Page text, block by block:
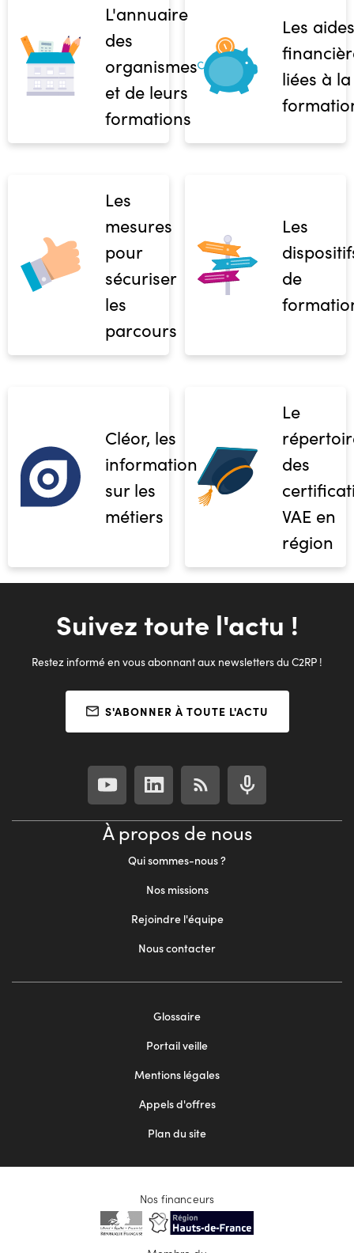
L'annuaire
des
organismes
et de leurs
formations
Les aides
liées à la
Les
mesures
pour
sécuriser
les
parcours
Les
de
Cléor, les
informations
sur les
métiers
Le
des
VAE en
région
Suivez toute l'actu !
Restez informé en vous abonnant aux newsletters du C2RP !
S'ABONNER À TOUTE L'ACTU
À propos de nous
Qui sommes-nous ?
Nos missions
Rejoindre l'équipe
Nous contacter
Glossaire
Portail veille
Mentions légales
Appels d'offres
Plan du site
Nos financeurs